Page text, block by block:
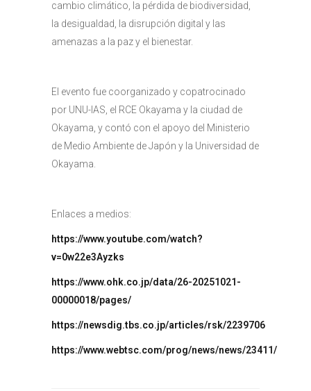
cambio climático, la pérdida de biodiversidad,
la desigualdad, la disrupción digital y las
amenazas a la paz y el bienestar.
El evento fue coorganizado y copatrocinado
por UNU-IAS, el RCE Okayama y la ciudad de
Okayama, y contó con el apoyo del Ministerio
de Medio Ambiente de Japón y la Universidad de
Okayama.
Enlaces a medios:
https://www.youtube.com/watch?
v=0w22e3Ayzks
https://www.ohk.co.jp/data/26-20251021-
00000018/pages/
https://newsdig.tbs.co.jp/articles/rsk/2239706
https://www.webtsc.com/prog/news/news/23411/